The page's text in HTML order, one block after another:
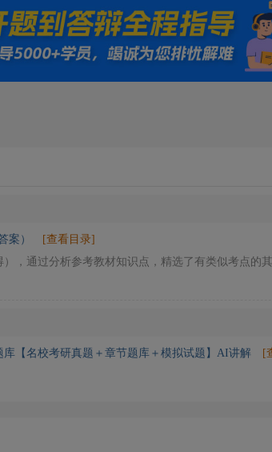
案）
[查看目录]
，通过分析参考教材知识点，精选了有类似考点的
【名校考研真题＋章节题库＋模拟试题】AI讲解
[